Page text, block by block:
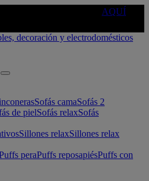
AQUÍ
Sofás camaSofás 2
de pielSofás relaxSofás
Sillones relaxSillones relax
peraPuffs reposapiésPuffs con